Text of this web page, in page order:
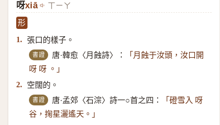
呀xiā ㄒㄧㄚ
形
1.
張口的樣子。
書證 唐·韓愈〈月蝕詩〉：
「月蝕于汝頭，汝口開
呀 呀 。」
2.
空闊的。
書證 唐·孟郊〈石淙〉詩一○首之四：
「磴雪入 呀
谷，掬星灑遙天。」